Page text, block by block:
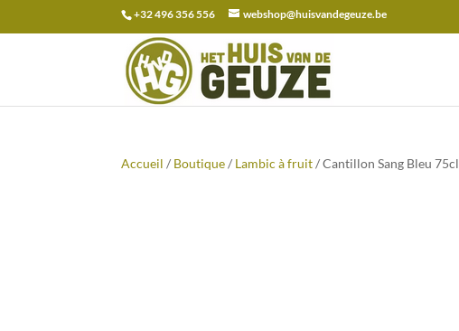
+32 496 356 556 webshop@huisvandegeuze.be
Recherche
pour :
Accueil / Boutique/ Lambic à fruit/ Cantillon Sang Bleu 75cl